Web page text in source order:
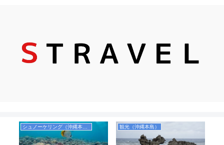
シュノーケリング（沖縄本島） 観光（沖縄本島）